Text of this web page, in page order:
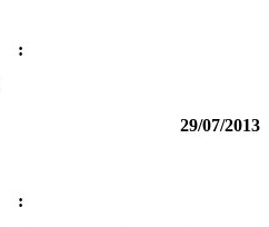
:
29/07/2013
: